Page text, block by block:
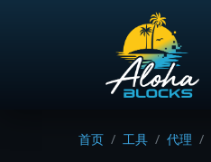
首页 工具 代理